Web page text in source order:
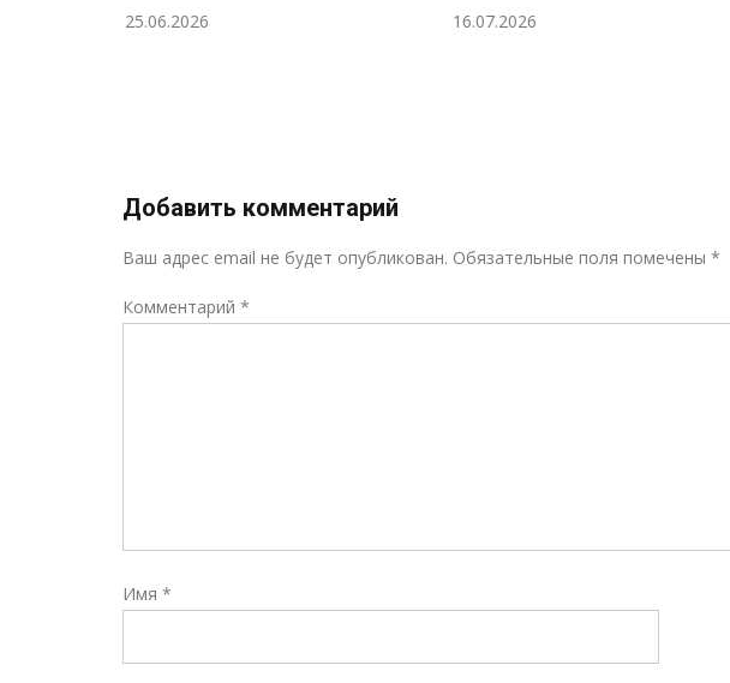
25.06.2026 16.07.2026
Добавить комментарий
Ваш адрес email не будет опубликован. Обязательные поля помечены *
Комментарий *
Имя *